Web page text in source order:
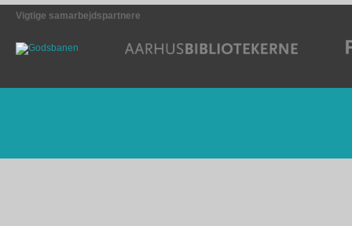
Vigtige samarbejdspartnere